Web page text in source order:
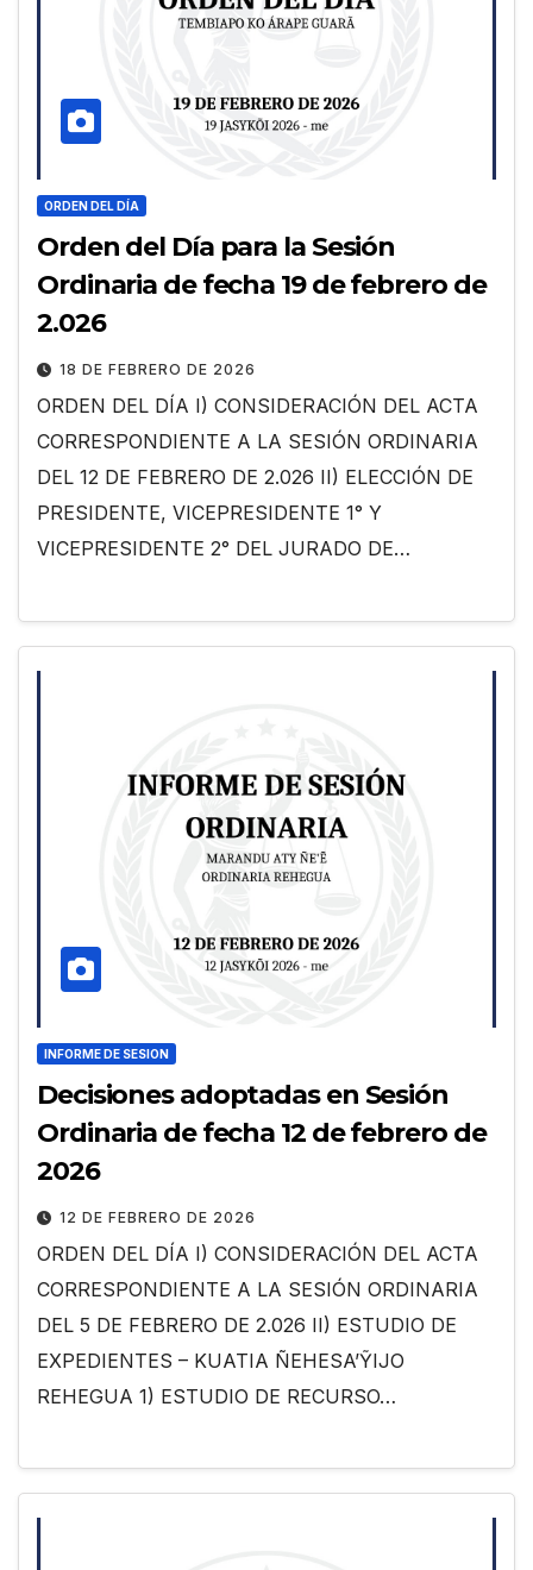
ORDEN DEL DÍA
Orden del Día para la Sesión
Ordinaria de fecha 19 de febrero de
2.026
18 DE FEBRERO DE 2026
ORDEN DEL DÍA I) CONSIDERACIÓN DEL ACTA
CORRESPONDIENTE A LA SESIÓN ORDINARIA
DEL 12 DE FEBRERO DE 2.026 II) ELECCIÓN DE
PRESIDENTE, VICEPRESIDENTE 1° Y
VICEPRESIDENTE 2° DEL JURADO DE…
INFORME DE SESION
Decisiones adoptadas en Sesión
Ordinaria de fecha 12 de febrero de
2026
12 DE FEBRERO DE 2026
ORDEN DEL DÍA I) CONSIDERACIÓN DEL ACTA
CORRESPONDIENTE A LA SESIÓN ORDINARIA
DEL 5 DE FEBRERO DE 2.026 II) ESTUDIO DE
EXPEDIENTES – KUATIA ÑEHESA’ỸIJO
REHEGUA 1) ESTUDIO DE RECURSO…